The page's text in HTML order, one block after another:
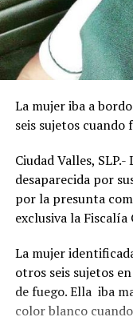
La mujer iba a
seis sujetos cuando
Ciudad Valles,
desaparecida por
por la presunta
exclusiva la Fiscalía
La mujer
otros seis sujetos
de fuego. Ella iba
color blanco